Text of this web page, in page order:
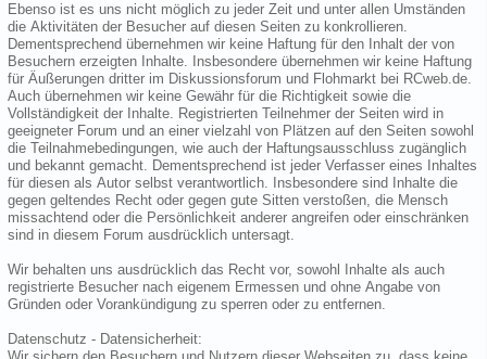
Ebenso ist es uns nicht möglich zu jeder Zeit und unter allen Umständen
die Aktivitäten der Besucher auf diesen Seiten zu konkrollieren.
Dementsprechend übernehmen wir keine Haftung für den Inhalt der von
Besuchern erzeigten Inhalte. Insbesondere übernehmen wir keine Haftung
für Äußerungen dritter im Diskussionsforum und Flohmarkt bei RCweb.de.
Auch übernehmen wir keine Gewähr für die Richtigkeit sowie die
Vollständigkeit der Inhalte. Registrierten Teilnehmer der Seiten wird in
geeigneter Forum und an einer vielzahl von Plätzen auf den Seiten sowohl
die Teilnahmebedingungen, wie auch der Haftungsausschluss zugänglich
und bekannt gemacht. Dementsprechend ist jeder Verfasser eines Inhaltes
für diesen als Autor selbst verantwortlich. Insbesondere sind Inhalte die
gegen geltendes Recht oder gegen gute Sitten verstoßen, die Mensch
missachtend oder die Persönlichkeit anderer angreifen oder einschränken
sind in diesem Forum ausdrücklich untersagt.
Wir behalten uns ausdrücklich das Recht vor, sowohl Inhalte als auch
registrierte Besucher nach eigenem Ermessen und ohne Angabe von
Gründen oder Vorankündigung zu sperren oder zu entfernen.
Datenschutz - Datensicherheit: